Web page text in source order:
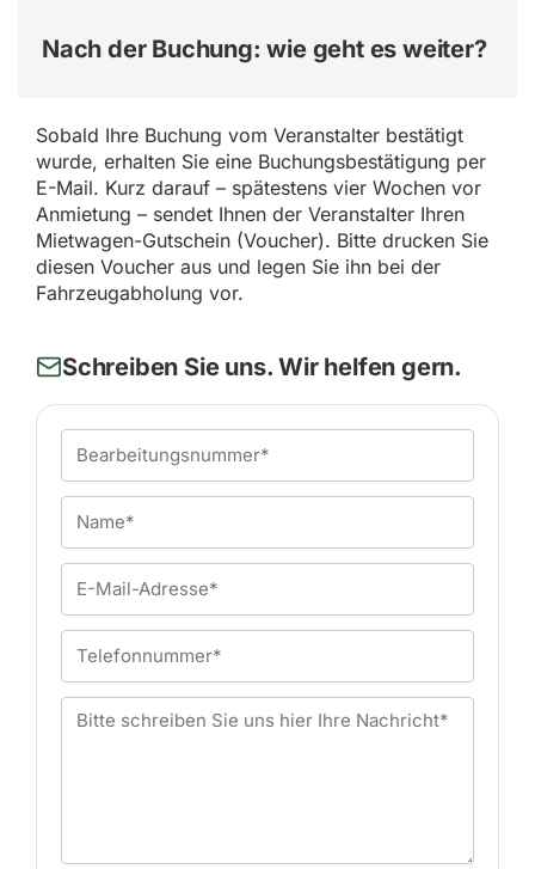
Nach der Buchung: wie geht es weiter?
Sobald Ihre Buchung vom Veranstalter bestätigt
wurde, erhalten Sie eine Buchungsbestätigung per
E-Mail. Kurz darauf – spätestens vier Wochen vor
Anmietung – sendet Ihnen der Veranstalter Ihren
Mietwagen-Gutschein (Voucher). Bitte drucken Sie
diesen Voucher aus und legen Sie ihn bei der
Fahrzeugabholung vor.
Schreiben Sie uns. Wir helfen gern.